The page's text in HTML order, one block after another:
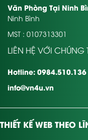
Văn Phòng Tại Ninh
Ninh Bình
MST : 0107313301
LIÊN HỆ VỚI CHÚNG
Hotline: 0984.510.136
info@vn4u.vn
THIẾT KẾ WEB THEO